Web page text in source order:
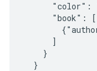
"color":
      "book": [
      ]
    }
  }